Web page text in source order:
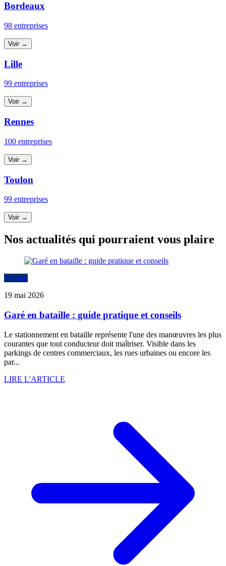
Bordeaux
98 entreprises
Voir →
Lille
99 entreprises
Voir →
Rennes
100 entreprises
Voir →
Toulon
99 entreprises
Voir →
Nos actualités qui pourraient vous plaire
Maison
19 mai 2026
Garé en bataille : guide pratique et conseils
Le stationnement en bataille représente l'une des manœuvres les plus
courantes que tout conducteur doit maîtriser. Visible dans les
parkings de centres commerciaux, les rues urbaines ou encore les
par...
LIRE L'ARTICLE